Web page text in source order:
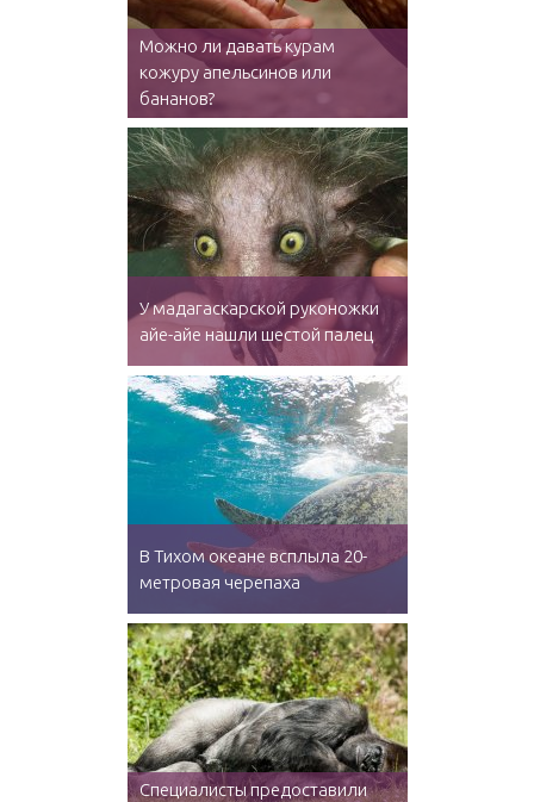
Можно ли давать курам
кожуру апельсинов или
бананов?
У мадагаскарской руконожки
айе-айе нашли шестой палец
В Тихом океане всплыла 20-
метровая черепаха
Специалисты предоставили